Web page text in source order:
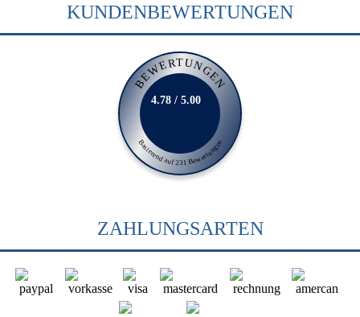
KUNDENBEWERTUNGEN
BEWERTUNGEN
Basierend auf 231 Bewertungen
4.78 / 5.00
ZAHLUNGSARTEN